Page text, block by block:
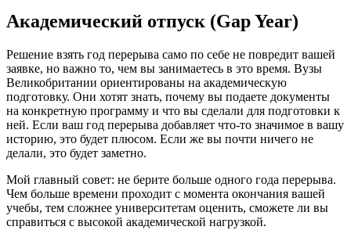
Академический отпуск (Gap Year)
Решение взять год перерыва само по себе не повредит вашей
заявке, но важно то, чем вы занимаетесь в это время. Вузы
Великобритании ориентированы на академическую
подготовку. Они хотят знать, почему вы подаете документы
на конкретную программу и что вы сделали для подготовки к
ней. Если ваш год перерыва добавляет что-то значимое в вашу
историю, это будет плюсом. Если же вы почти ничего не
делали, это будет заметно.
Мой главный совет: не берите больше одного года перерыва.
Чем больше времени проходит с момента окончания вашей
учебы, тем сложнее университетам оценить, сможете ли вы
справиться с высокой академической нагрузкой.